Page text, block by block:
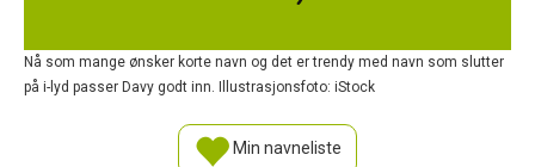
Nå som mange ønsker korte navn og det er trendy med navn som slutter
på i-lyd passer Davy godt inn. Illustrasjonsfoto: iStock
Min navneliste